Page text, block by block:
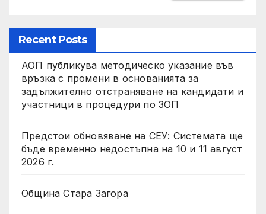
Recent Posts
АОП публикува методическо указание във
връзка с промени в основанията за
задължително отстраняване на кандидати и
участници в процедури по ЗОП
Предстои обновяване на СЕУ: Системата ще
бъде временно недостъпна на 10 и 11 август
2026 г.
Община Стара Загора